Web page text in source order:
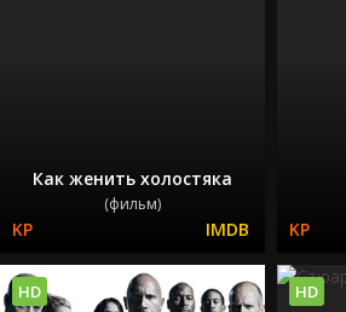
Как женить холостяка
(фильм)
HD HD